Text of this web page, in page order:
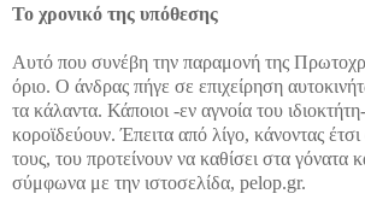
Το χρονικό της υπόθεσης
Αυτό που συνέβη την παραμονή της
όριο. Ο άνδρας πήγε σε επιχείρηση
τα κάλαντα. Κάποιοι -εν αγνοία του
κοροϊδεύουν. Έπειτα από λίγο, κάνοντας
τους, του προτείνουν να καθίσει στα γόνατα
σύμφωνα με την ιστοσελίδα, pelop.gr.